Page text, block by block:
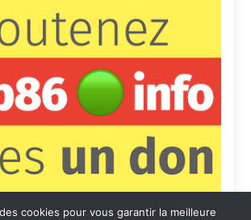
cookies pour vous garantir la meilleure